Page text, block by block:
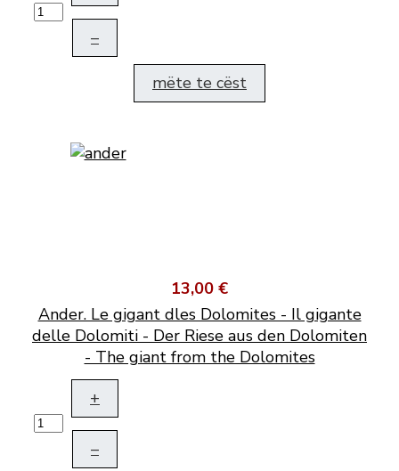
–
mëte te cëst
13,00 €
Ander. Le gigant dles Dolomites - Il gigante
delle Dolomiti - Der Riese aus den Dolomiten
- The giant from the Dolomites
+
–